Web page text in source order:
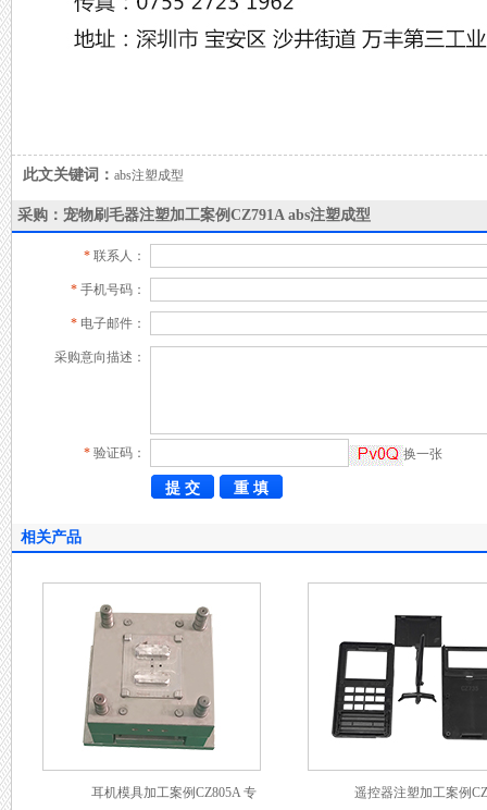
此文关键词： abs注塑成型
采购：宠物刷毛器注塑加工案例CZ791A abs注塑成型
* 联系人：
* 手机号码：
* 电子邮件：
采购意向描述：
* 验证码： 换一张
相关产品
耳机模具加工案例CZ805A 专
遥控器注塑加工案例